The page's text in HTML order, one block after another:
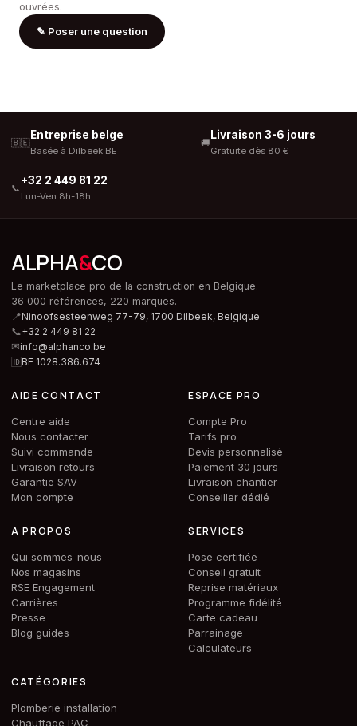
ouvrées.
✎ Poser une question
🇧🇪
Entreprise belge
Basée à Dilbeek BE
🚚
Livraison 3-6 jours
Gratuite dès 80 €
📞
+32 2 449 81 22
Lun-Ven 8h-18h
ALPHA&CO
Le marketplace pro de la construction en Belgique.
36 000 références, 220 marques.
📍Ninoofsesteenweg 77-79, 1700 Dilbeek, Belgique
📞+32 2 449 81 22
✉info@alphanco.be
🆔BE 1028.386.674
AIDE CONTACT
Centre aide
Nous contacter
Suivi commande
Livraison retours
Garantie SAV
Mon compte
ESPACE PRO
Compte Pro
Tarifs pro
Devis personnalisé
Paiement 30 jours
Livraison chantier
Conseiller dédié
A PROPOS
Qui sommes-nous
Nos magasins
RSE Engagement
Carrières
Presse
Blog guides
SERVICES
Pose certifiée
Conseil gratuit
Reprise matériaux
Programme fidélité
Carte cadeau
Parrainage
Calculateurs
CATÉGORIES
Plomberie installation
Chauffage PAC